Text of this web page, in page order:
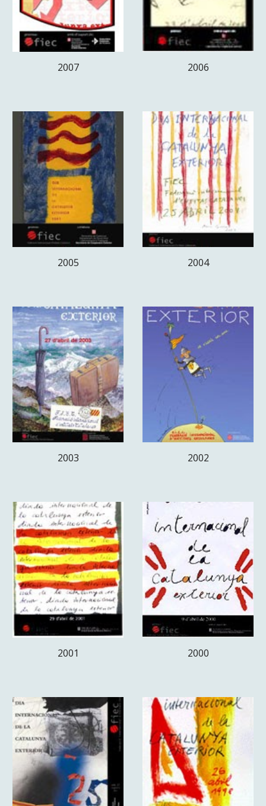
2007 2006
2005 2004
2003 2002
2001 2000